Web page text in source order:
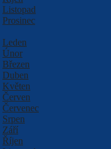
Listopad
Prosinec
Leden
Únor
Březen
Duben
Květen
Červen
Červenec
Srpen
Září
Říjen